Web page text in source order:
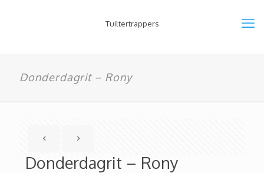
Tuiltertrappers
Donderdagrit – Rony
Donderdagrit – Rony